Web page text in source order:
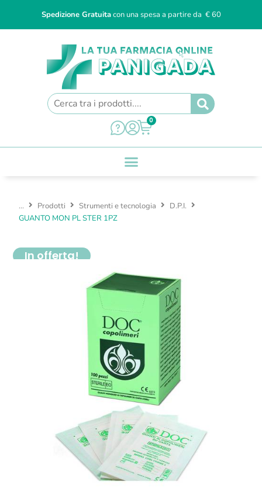
Spedizione Gratuitacon una spesa a partire da € 60
0
... Prodotti Strumenti e tecnologia
D.P.I.
GUANTO MON PL STER 1PZ
In offerta!